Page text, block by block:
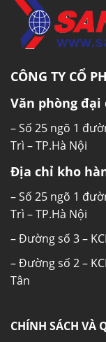
CÔNG TY CỔ
Văn phòng đại
– Số 25 ngõ 1
Trì – TP.Hà Nội
Địa chỉ kho
– Số 25 ngõ 1
Trì – TP.Hà Nội
– Đường số 3 –
– Đường số 2 –
Tân
CHÍNH SÁCH VÀ